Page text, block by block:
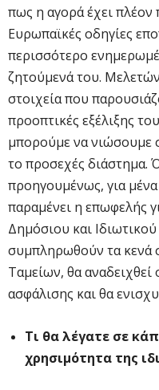
πως η αγορά έχει πλέον
Ευρωπαϊκές οδηγίες
περισσότερο
ζητούμενά του.
στοιχεία που
προοπτικές εξέλιξης
μπορούμε να νιώσουμε
το προσεχές διάστημα.
προηγουμένως, για
παραμένει η επωφελής
Δημόσιου και
συμπληρωθούν τα κενά
Ταμείων, θα αναδειχθεί
ασφάλισης και θα
Τι θα λέγατε σε
χρησιμότητα της